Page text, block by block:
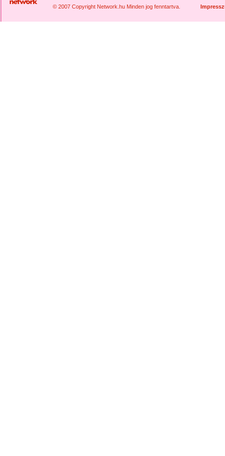
© 2007 Copyright Network.hu Minden jog fenntartva.